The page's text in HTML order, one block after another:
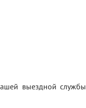
выездной